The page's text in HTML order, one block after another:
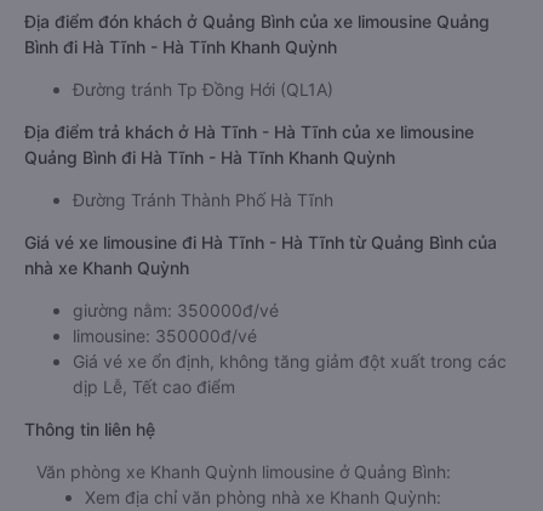
Địa điểm đón khách ở Quảng Bình của xe limousine Quảng
Bình đi Hà Tĩnh - Hà Tĩnh Khanh Quỳnh
Đường tránh Tp Đồng Hới (QL1A)
Địa điểm trả khách ở Hà Tĩnh - Hà Tĩnh của xe limousine
Quảng Bình đi Hà Tĩnh - Hà Tĩnh Khanh Quỳnh
Đường Tránh Thành Phố Hà Tĩnh
Giá vé xe limousine đi Hà Tĩnh - Hà Tĩnh từ Quảng Bình của
nhà xe Khanh Quỳnh
giường nằm: 350000đ/vé
limousine: 350000đ/vé
Giá vé xe ổn định, không tăng giảm đột xuất trong các
dịp Lễ, Tết cao điểm
Thông tin liên hệ
Văn phòng xe Khanh Quỳnh limousine ở Quảng Bình:
Xem địa chỉ văn phòng nhà xe Khanh Quỳnh: